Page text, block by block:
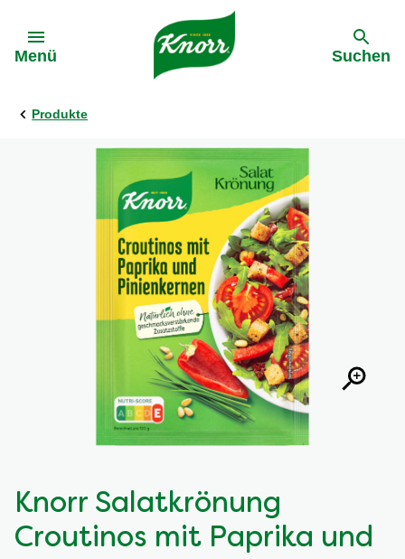
Menü Suchen
Produkte
Knorr Salatkrönung
Croutinos mit Paprika und